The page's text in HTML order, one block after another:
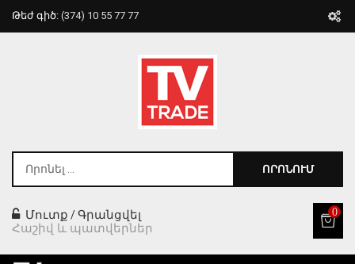
Թեժ գիծ: (374) 10 55 77 77
ՈՐՈՆՈՒՄ
Մուտք /Գրանցվել
Հաշիվ և պատվերներ
0